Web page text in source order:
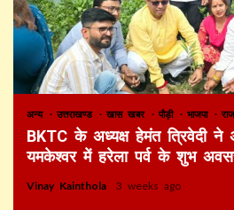
अन्य उत्तराखण्ड खास खबर पौड़ी भाजपा
BKTC के अध्यक्ष हेमंत त्रिवेदी
यमकेश्वर में हरेला पर्व के शुभ अवसर
Vinay Kainthola 3 weeks ago